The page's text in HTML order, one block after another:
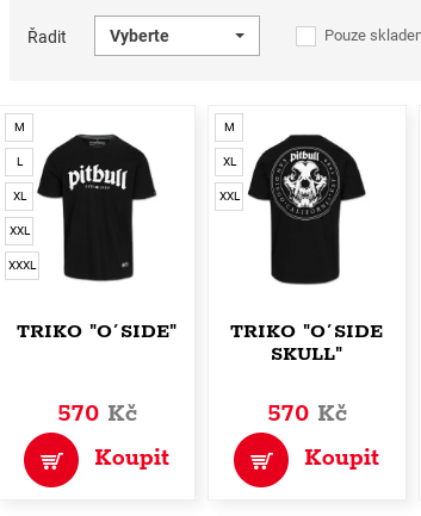
Řadit Vyberte Pouze
M
L
XL
XXL
XXXL
TRIKO "O´SIDE"
570 Kč
Koupit
M
XL
XXL
TRIKO "O´SIDE
SKULL"
570 Kč
Koupit